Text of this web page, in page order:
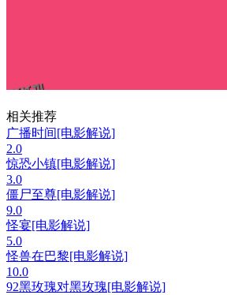
相关推荐
广播时间[电影解说]
2.0
惊恐小镇[电影解说]
3.0
僵尸至尊[电影解说]
9.0
怪宴[电影解说]
5.0
怪兽在巴黎[电影解说]
10.0
92黑玫瑰对黑玫瑰[电影解说]